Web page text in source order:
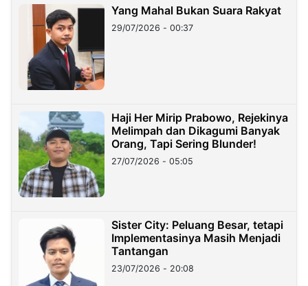
Yang Mahal Bukan Suara Rakyat
29/07/2026 - 00:37
Haji Her Mirip Prabowo, Rejekinya
Melimpah dan Dikagumi Banyak
Orang, Tapi Sering Blunder!
27/07/2026 - 05:05
Sister City: Peluang Besar, tetapi
Implementasinya Masih Menjadi
Tantangan
23/07/2026 - 20:08